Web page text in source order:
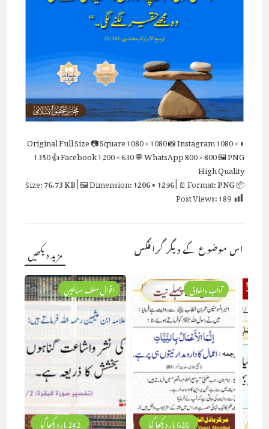
⬇ Original
Full Size📷 Square1080 × 1080📸 Instagram1080 ×
1350👍 Facebook1200 × 630💬 WhatsApp800 × 800🖼 PNG
High Quality
📦 Size:
76.73 KB| 🖼 Dimension:1206 × 1296| 📄 Format:PNG
Post Views:189
اس موضوع کے دیگر گرافکس مزید دیکھیں
626 بار دیکھا گیا
آداب واخلاق
242 بار دیکھا گیا
اقوال سلف صالحین